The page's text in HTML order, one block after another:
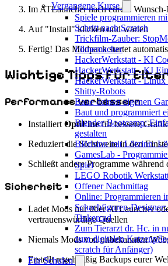
Vergangene Kurse
Spiele programmieren
Schritt nach Scratch
Trickfilm-Zauber:
Filmemacher
HackerWerkstatt - KI
HackerWerkstatt - KI
HackerWerkstatt -
Shitty-Robots
Baue deinen eigenen
Baut und programmiert
Blender-Bootcamp:
gestalten
Blödsinn mit Lötzinn:
GamesLab -
Spiel
LEGO Robotik
Offener Nachmittag
Online: Programmieren
Schachfiguren-
Tinkercad
Zum Tierarzt dr. Hc. in
zum digitalen
scratch für Anfänger)
Für Schulen
Im ATLauncher nach eurem
Auf "Install" klicken und warten
Fertig! Das Modpack startet
Wichtige Tipps für
Performance verbessern
Installiert OptiFinefür bessere
Reduziert die Sichtweite in den
Schließt andere Programme während
Sicherheit
Ladet Mods nur über ATLauncher
vertrauenswürdige Quellen
Niemals Mods von unbekannten
Erstellt regelmäßig Backups eurer